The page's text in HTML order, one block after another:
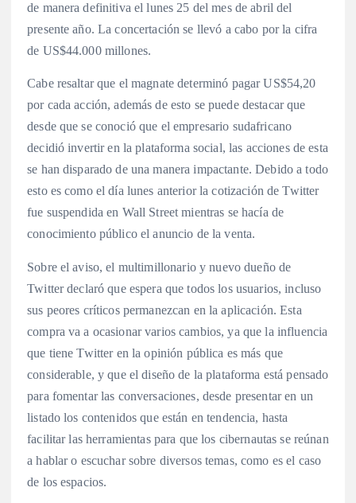
de manera definitiva el lunes 25 del mes de abril del
presente año. La concertación se llevó a cabo por la cifra
de US$44.000 millones.
Cabe resaltar que el magnate determinó pagar US$54,20
por cada acción, además de esto se puede destacar que
desde que se conoció que el empresario sudafricano
decidió invertir en la plataforma social, las acciones de esta
se han disparado de una manera impactante. Debido a todo
esto es como el día lunes anterior la cotización de Twitter
fue suspendida en Wall Street mientras se hacía de
conocimiento público el anuncio de la venta.
Sobre el aviso, el multimillonario y nuevo dueño de
Twitter declaró que espera que todos los usuarios, incluso
sus peores críticos permanezcan en la aplicación. Esta
compra va a ocasionar varios cambios, ya que la influencia
que tiene Twitter en la opinión pública es más que
considerable, y que el diseño de la plataforma está pensado
para fomentar las conversaciones, desde presentar en un
listado los contenidos que están en tendencia, hasta
facilitar las herramientas para que los cibernautas se reúnan
a hablar o escuchar sobre diversos temas, como es el caso
de los espacios.